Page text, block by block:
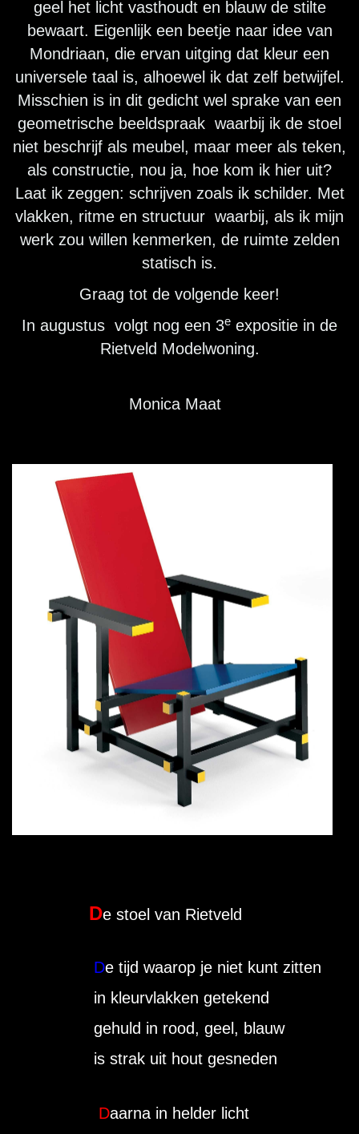
geel het licht vasthoudt en blauw de stilte
bewaart. Eigenlijk een beetje naar idee van
Mondriaan, die ervan uitging dat kleur een
universele taal is, alhoewel ik dat zelf betwijfel.
Misschien is in dit gedicht wel sprake van een
geometrische beeldspraak waarbij ik de stoel
niet beschrijf als meubel, maar meer als teken,
als constructie, nou ja, hoe kom ik hier uit?
Laat ik zeggen: schrijven zoals ik schilder. Met
vlakken, ritme en structuur waarbij, als ik mijn
werk zou willen kenmerken, de ruimte zelden
statisch is.
Graag tot de volgende keer!
In augustus volgt nog een 3e expositie in de
Rietveld Modelwoning.
Monica Maat
De stoel van Rietveld
De tijd waarop je niet kunt zitten
in kleurvlakken getekend
gehuld in rood, geel, blauw
is strak uit hout gesneden
Daarna in helder licht